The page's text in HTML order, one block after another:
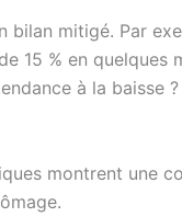
bilan mitigé. Par
15 % en quelques
à la baisse
montrent une